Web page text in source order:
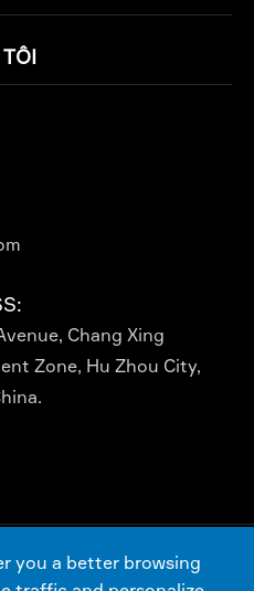
Chang Xing
Zone, Hu Zhou City,
TECHNOLOGY
you a better browsing